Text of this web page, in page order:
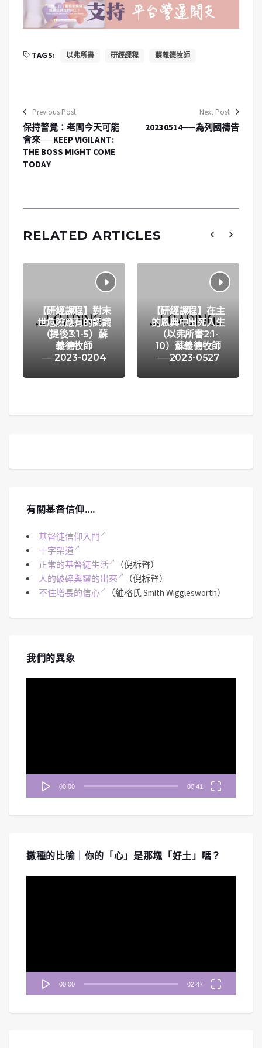
TAGS: 以弗所書 研經課程 蘇義德牧師
Previous Post
保持警覺：老闆今天可能
會來──KEEP VIGILANT:
THE BOSS MIGHT COME
TODAY
Next Post
20230514──為列國禱告
RELATED ARTICLES
【研經課程】對末
世危險應有的認識
（提後3:1-5）蘇
義德牧師
──2023-0204
【研經課程】在主
的恩典中出死入生
（以弗所書2:1-
10）蘇義德牧師
──2023-0527
有關基督信仰….
基督徒信仰入門
十字架道
正常的基督徒生活
（倪柝聲）
人的破碎與靈的出來
（倪柝聲）
不住增長的信心
（維格氏 Smith Wigglesworth）
我們的異象
00:00 00:41
撒種的比喻｜你的「心」是那塊「好土」嗎？
00:00 02:47